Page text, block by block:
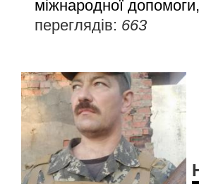
міжнародної
переглядів: 663